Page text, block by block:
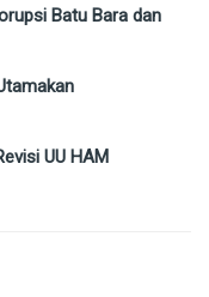
Batu Bara dan
UU HAM